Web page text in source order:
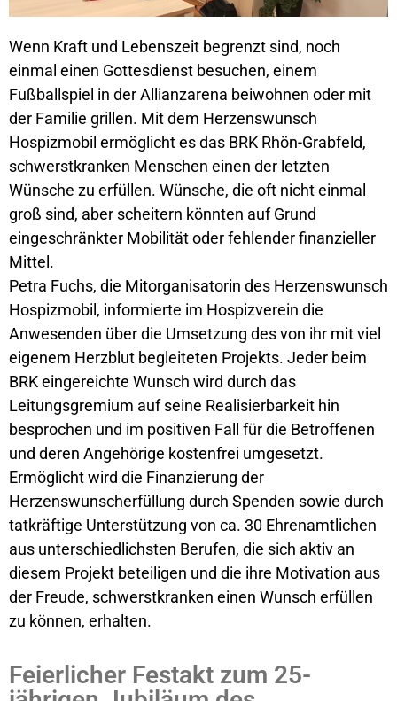
Wenn Kraft und Lebenszeit begrenzt sind, noch
einmal einen Gottesdienst besuchen, einem
Fußballspiel in der Allianzarena beiwohnen oder mit
der Familie grillen. Mit dem Herzenswunsch
Hospizmobil ermöglicht es das BRK Rhön-Grabfeld,
schwerstkranken Menschen einen der letzten
Wünsche zu erfüllen. Wünsche, die oft nicht einmal
groß sind, aber scheitern könnten auf Grund
eingeschränkter Mobilität oder fehlender finanzieller
Mittel.
Petra Fuchs, die Mitorganisatorin des Herzenswunsch
Hospizmobil, informierte im Hospizverein die
Anwesenden über die Umsetzung des von ihr mit viel
eigenem Herzblut begleiteten Projekts. Jeder beim
BRK eingereichte Wunsch wird durch das
Leitungsgremium auf seine Realisierbarkeit hin
besprochen und im positiven Fall für die Betroffenen
und deren Angehörige kostenfrei umgesetzt.
Ermöglicht wird die Finanzierung der
Herzenswunscherfüllung durch Spenden sowie durch
tatkräftige Unterstützung von ca. 30 Ehrenamtlichen
aus unterschiedlichsten Berufen, die sich aktiv an
diesem Projekt beteiligen und die ihre Motivation aus
der Freude, schwerstkranken einen Wunsch erfüllen
zu können, erhalten.
Feierlicher Festakt zum 25-